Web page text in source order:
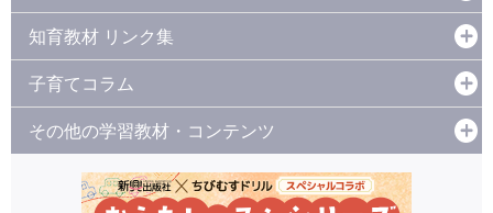
知育教材 リンク集
子育てコラム
その他の学習教材・コンテンツ